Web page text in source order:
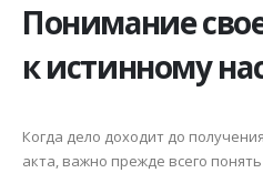
Понимание
к истинному
Когда дело доходит до
акта, важно прежде всего